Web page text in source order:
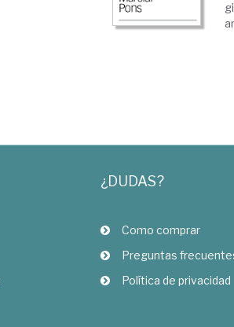
¿DUDAS?
Como comprar
Preguntas
Política de privacidad